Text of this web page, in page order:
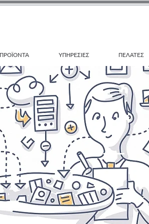
ΠΡΟΪΟΝΤΑ ΥΠΗΡΕΣΙΕΣ ΠΕΛΑΤΕΣ